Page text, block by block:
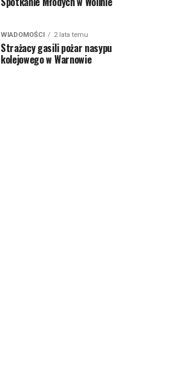
WIADOMOŚCI 2 lata temu
Strażacy gasili pożar nasypu
kolejowego w Warnowie